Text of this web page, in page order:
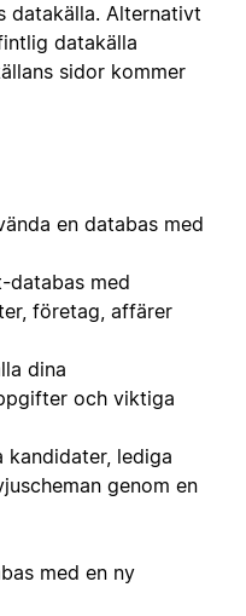
datakälla. Alternativt
datakälla
sidor kommer
en databas med
databas med
företag, affärer
dina
och viktiga
kandidater, lediga
genom en
med en ny